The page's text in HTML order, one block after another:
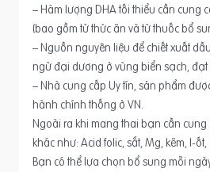
– Hàm lượng DHA tối thiểu cần cung
(bao gồm từ thức ăn và từ thuốc bổ
– Nguồn nguyên liệu để chiết xuất
ngừ đại dương ở vùng biển sạch, đạt
– Nhà cung cấp Uy tín, sản phẩm
hành chính thống ở VN.
Ngoài ra khi mang thai bạn cần
khác như: Acid folic, sắt, Mg, kẽm, I-
Bạn có thể lựa chọn bổ sung mỗi